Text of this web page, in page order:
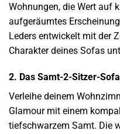
Wohnungen, die Wert auf
aufgeräumtes
Leders entwickelt mit der
Charakter deines Sofas
2. Das Samt-2-Sitzer-
Verleihe deinem
Glamour mit einem
tiefschwarzem Samt. Die